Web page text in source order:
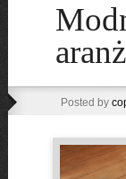
Posted by